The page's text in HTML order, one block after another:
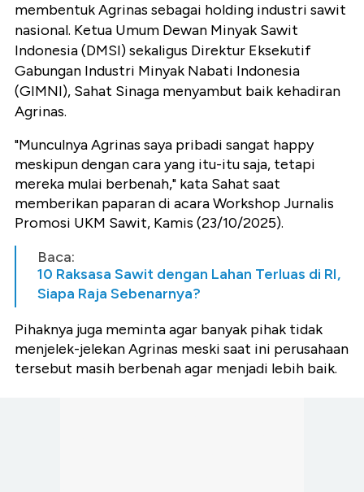
membentuk Agrinas sebagai holding industri sawit
nasional. Ketua Umum Dewan Minyak Sawit
Indonesia (DMSI) sekaligus Direktur Eksekutif
Gabungan Industri Minyak Nabati Indonesia
(GIMNI), Sahat Sinaga menyambut baik kehadiran
Agrinas.
"Munculnya Agrinas saya pribadi sangat happy
meskipun dengan cara yang itu-itu saja, tetapi
mereka mulai berbenah," kata Sahat saat
memberikan paparan di acara Workshop Jurnalis
Promosi UKM Sawit, Kamis (23/10/2025).
Baca:
10 Raksasa Sawit dengan Lahan Terluas di RI,
Siapa Raja Sebenarnya?
Pihaknya juga meminta agar banyak pihak tidak
menjelek-jelekan Agrinas meski saat ini perusahaan
tersebut masih berbenah agar menjadi lebih baik.